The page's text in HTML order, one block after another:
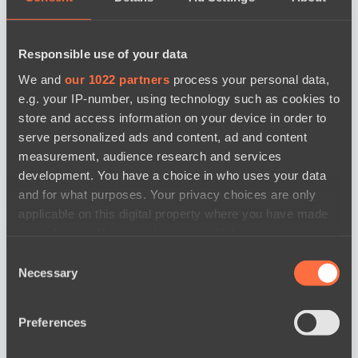
Responsible use of your data
We and our 1022 partners process your personal data,
e.g. your IP-number, using technology such as cookies to
store and access information on your device in order to
serve personalized ads and content, ad and content
measurement, audience research and services
development. You have a choice in who uses your data
and for what purposes. Your privacy choices are only
applicable on this digital property where you have made
the Privacy trigger icon.
Collect information about your geographical
Selection
Necessary
Preferences
Zero Tenacity
No Hoodwink